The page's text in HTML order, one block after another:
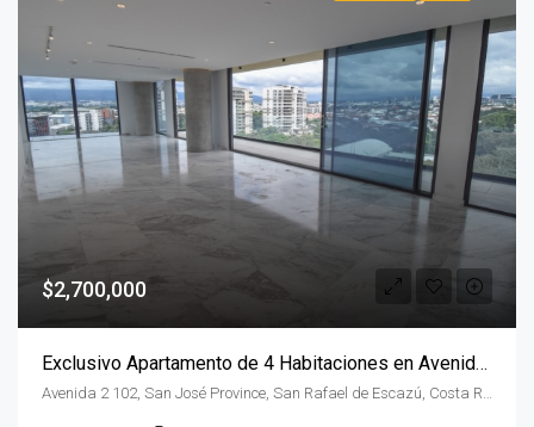
$2,700,000
Exclusivo Apartamento de 4 Habitaciones en Avenida Escazú
Avenida 2 102, San José Province, San Rafael de Escazú, Costa Rica